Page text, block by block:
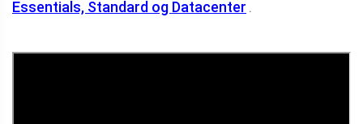
Essentials, Standard og Datacenter .